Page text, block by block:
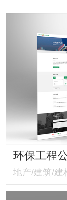
地产/建筑/建